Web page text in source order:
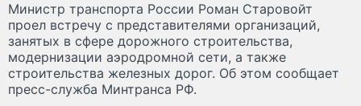
Министр транспорта России Роман Старовойт
проел встречу с представителями организаций,
занятых в сфере дорожного строительства,
модернизации аэродромной сети, а также
строительства железных дорог. Об этом сообщает
пресс-служба Минтранса РФ.